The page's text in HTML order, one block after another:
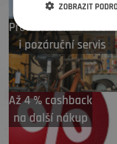
Profesionální záruční
i pozáruční servis
Až 4 % cashback
na další nákup
ZOBRAZIT